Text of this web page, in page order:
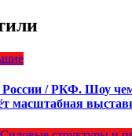
России / РКФ. Шоу
масштабная